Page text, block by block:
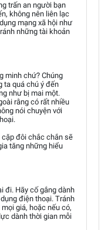
trấn an người bạn
không nên liên lạc
mạng xã hội như
những tài khoản
minh chứ? Chúng
ta quá chú ý đến
như bị mai một.
rằng có rất nhiều
nói chuyện với
đôi chắc chắn sẽ
tăng những hiểu
đi. Hãy cố gắng dành
điện thoại. Tránh
giá, hoặc nếu có,
dành thời gian mỗi